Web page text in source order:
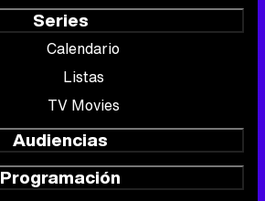
Series
Calendario
Listas
TV Movies
Audiencias
Programación